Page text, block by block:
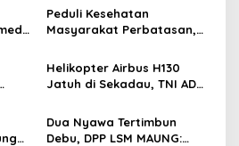
Peduli Kesehatan
Masyarakat Perbatasan,
Yonarmed 13/Nanggala
Gelar Pelayanan Medis
Door-to-Door di Desa
Helikopter Airbus H130
Jatuh di Sekadau, TNI AD
untuk Pencarian dan
Evakuasi
Dua Nyawa Tertimbun
Debu, DPP LSM MAUNG: